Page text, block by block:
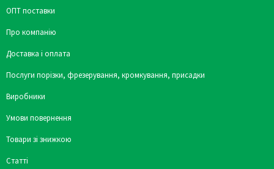
ОПТ поставки
Про компанію
Доставка і оплата
Послуги порізки, фрезерування, кромкування, присадки
Виробники
Умови повернення
Товари зі знижкою
Статті